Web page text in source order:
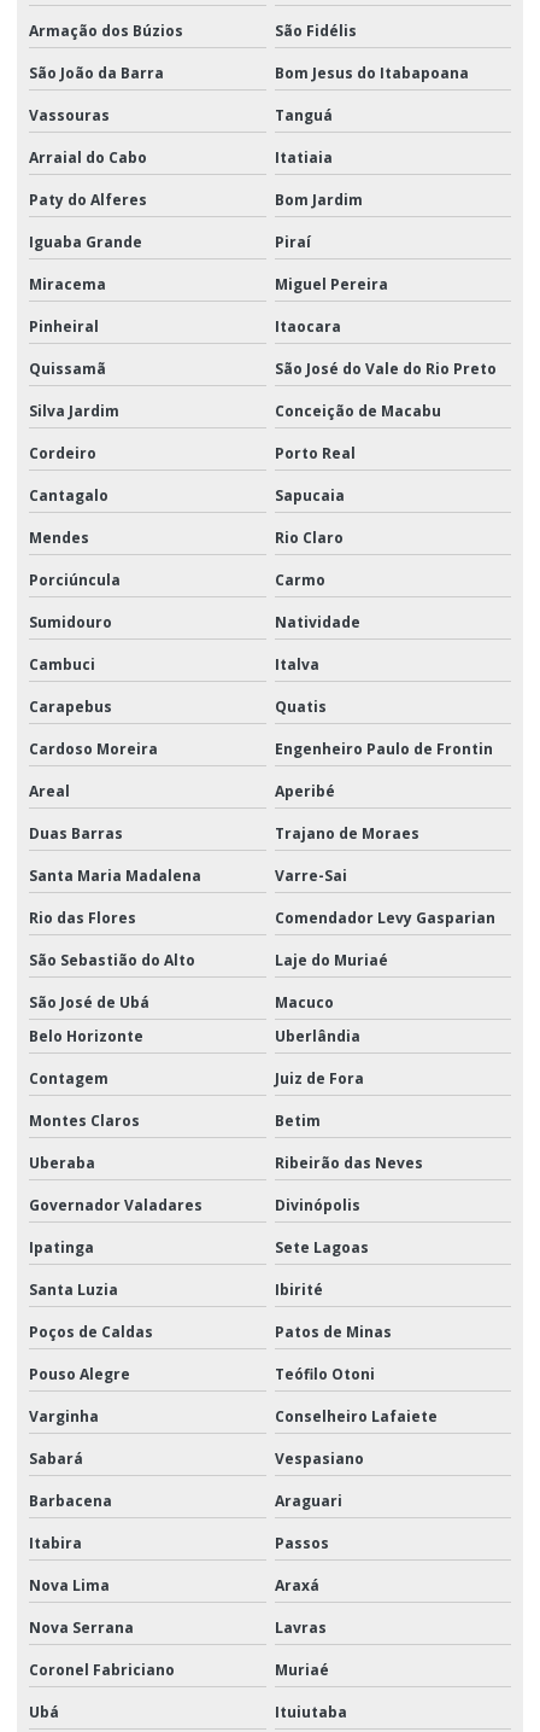
Armação dos Búzios São Fidélis
São João da Barra Bom Jesus do Itabapoana
Vassouras Tanguá
Arraial do Cabo Itatiaia
Paty do Alferes Bom Jardim
Iguaba Grande Piraí
Miracema Miguel Pereira
Pinheiral Itaocara
Quissamã São José do Vale do Rio Preto
Silva Jardim Conceição de Macabu
Cordeiro Porto Real
Cantagalo Sapucaia
Mendes Rio Claro
Porciúncula Carmo
Sumidouro Natividade
Cambuci Italva
Carapebus Quatis
Cardoso Moreira Engenheiro Paulo de Frontin
Areal Aperibé
Duas Barras Trajano de Moraes
Santa Maria Madalena Varre-Sai
Rio das Flores Comendador Levy Gasparian
São Sebastião do Alto Laje do Muriaé
São José de Ubá
Macuco
Belo Horizonte
Uberlândia
Contagem Juiz de Fora
Montes Claros Betim
Uberaba Ribeirão das Neves
Governador Valadares Divinópolis
Ipatinga Sete Lagoas
Santa Luzia Ibirité
Poços de Caldas Patos de Minas
Pouso Alegre Teófilo Otoni
Varginha Conselheiro Lafaiete
Sabará Vespasiano
Barbacena Araguari
Itabira Passos
Nova Lima Araxá
Nova Serrana Lavras
Coronel Fabriciano Muriaé
Ubá Ituiutaba